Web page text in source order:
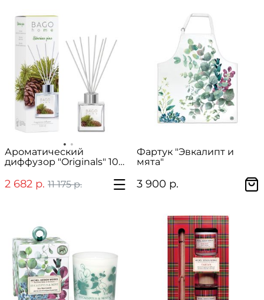
Ароматический
диффузор "Originals" 100
2 682 р. 11 175 р.
Фартук "Эвкалипт и
мята"
3 900 р.